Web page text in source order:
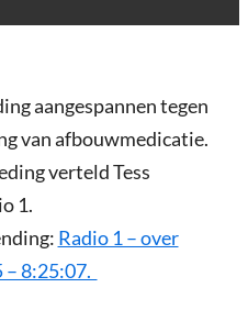
aangespannen tegen
van afbouwmedicatie.
verteld Tess
1.
Radio 1 – over
– 8:25:07.